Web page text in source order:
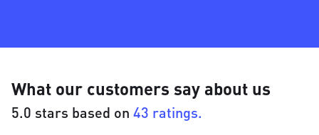
What our customers say about us
5.0 stars based on 43 ratings.